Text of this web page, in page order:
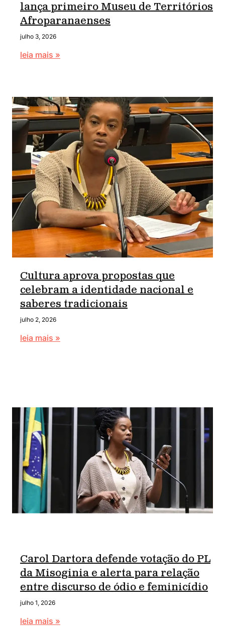
lança primeiro Museu de Territórios
Afroparanaenses
julho 3, 2026
leia mais »
Cultura aprova propostas que
celebram a identidade nacional e
saberes tradicionais
julho 2, 2026
leia mais »
Carol Dartora defende votação do PL
da Misoginia e alerta para relação
entre discurso de ódio e feminicídio
julho 1, 2026
leia mais »